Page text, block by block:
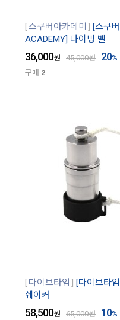
스쿠버아카데미
[스쿠
ACADEMY] 다이빙 벨
36,000원 45,000원 20%
구매 2
다이브타임
[다이브타
쉐이커
58,500원 65,000원 10%